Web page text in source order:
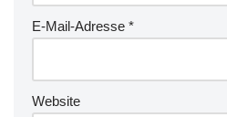
E-Mail-Adresse *
Website